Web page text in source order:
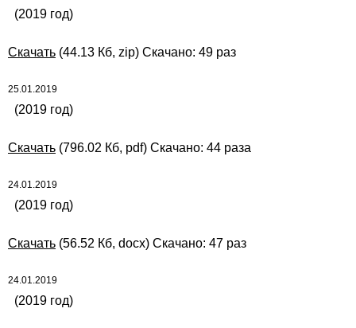
(2019 год)
Скачать (44.13 Кб, zip) Скачано: 49 раз
25.01.2019
(2019 год)
Скачать (796.02 Кб, pdf) Скачано: 44 раза
24.01.2019
(2019 год)
Скачать (56.52 Кб, docx) Скачано: 47 раз
24.01.2019
(2019 год)